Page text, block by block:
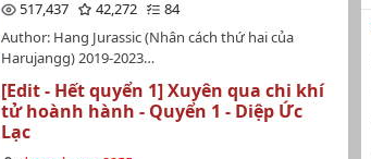
517,437
42,272
84
Author: Hang Jurassic (Nhân cách thứ hai của
Harujangg) 2019-2023…
[Edit - Hết quyển 1] Xuyên qua chi khí
tử hoành hành - Quyển 1 - Diệp Ức
Lạc